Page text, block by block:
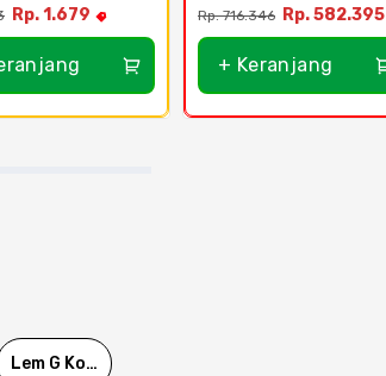
Rp. 1.679 Rp. 716.346 Rp. 582.395
+ Keranjang
Lem G Korea